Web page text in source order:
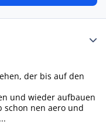
der bis auf den
und wieder aufbauen
schon nen aero und